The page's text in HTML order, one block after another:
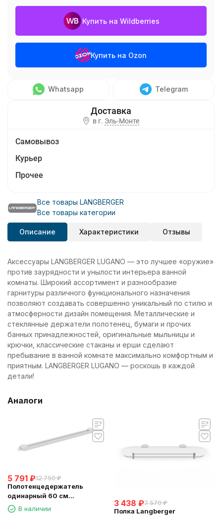
Купить на Wildberries
Купить на Ozon
Whatsapp Telegram
в г. Эль-Монте
Самовывоз
Курьер
Прочее
Все товары LANGBERGER
Все товары категории
Описание Характеристики Отзывы
Аксессуары LANGBERGER LUGANO — это лучшее «оружие»
против заурядности и унылости интерьера ванной
комнаты. Широкий ассортимент и разнообразие
гарнитуры различного функционального назначения
позволяют создавать совершенно уникальный по стилю и
атмосферности дизайн помещения. Металлические и
стеклянные держатели полотенец, бумаги и прочих
банных принадлежностей, оригинальные мыльницы и
крючки, классические стаканы и ерши сделают
пребывание в ванной комнате максимально комфортным и
приятным. LANGBERGER LUGANO — роскошь в каждой
детали!
Аналоги
5 791 ₽12 750 ₽
Полотенцедержатель
одинарный 60 см
LANGBERGER D24001B
В наличии
3 438 ₽7 570 ₽
Полка Langberger